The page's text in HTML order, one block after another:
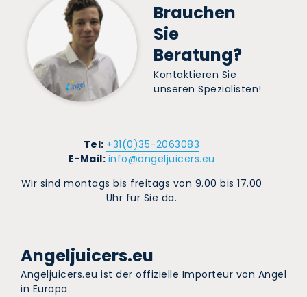
Brauchen
Sie
Beratung?
Kontaktieren Sie
unseren Spezialisten!
Tel: +31(0)35-2063083
E-Mail: info@angeljuicers.eu
Wir sind montags bis freitags von 9.00 bis 17.00
Uhr für Sie da.
Angeljuicers.eu
Angeljuicers.eu ist der offizielle Importeur von Angel
in Europa.